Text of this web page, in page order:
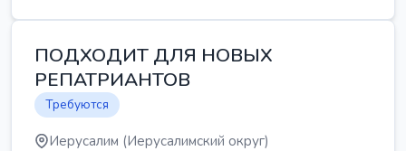
ПОДХОДИТ ДЛЯ НОВЫХ
РЕПАТРИАНТОВ
Требуются
Иерусалим (Иерусалимский округ)